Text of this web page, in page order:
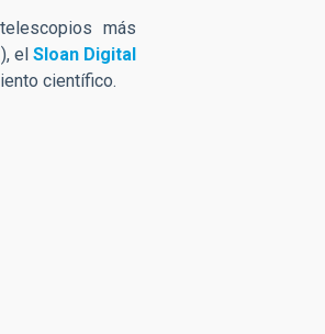
más
el Sloan Digital
científico.